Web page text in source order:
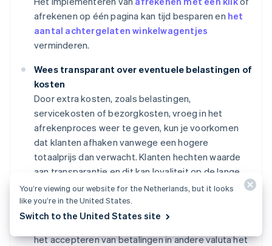
afrekenen op één pagina kan tijd besparen en het
aantal achtergelaten winkelwagentjes
verminderen.
Wees transparant over eventuele belastingen of
kosten
Door extra kosten, zoals belastingen,
servicekosten of bezorgkosten, vroeg in het
afrekenproces weer te geven, kun je voorkomen
dat klanten afhaken vanwege een hogere
totaalprijs dan verwacht. Klanten hechten waarde
aan transparantie en dit kan loyaliteit op de lange
termijn opbouwen.
Bied ondersteuning voor meerdere valuta's
het accepteren van betalingen in andere valuta het
You’re viewing our website for the Netherlands, but it looks
like you’re in the United States.
Switch to the United States site